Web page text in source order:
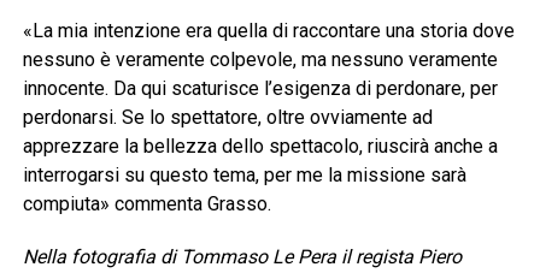
«La mia intenzione era quella di raccontare una storia dove
nessuno è veramente colpevole, ma nessuno veramente
innocente. Da qui scaturisce l’esigenza di perdonare, per
perdonarsi. Se lo spettatore, oltre ovviamente ad
apprezzare la bellezza dello spettacolo, riuscirà anche a
interrogarsi su questo tema, per me la missione sarà
compiuta» commenta Grasso.
Nella fotografia di Tommaso Le Pera il regista Piero